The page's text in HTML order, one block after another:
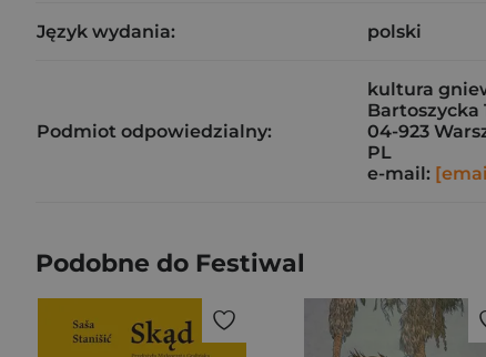
Język wydania: polski
Podmiot odpowiedzialny:
kultura
Bartoszycka
04-923
PL
e-mail:
Podobne do Festiwal